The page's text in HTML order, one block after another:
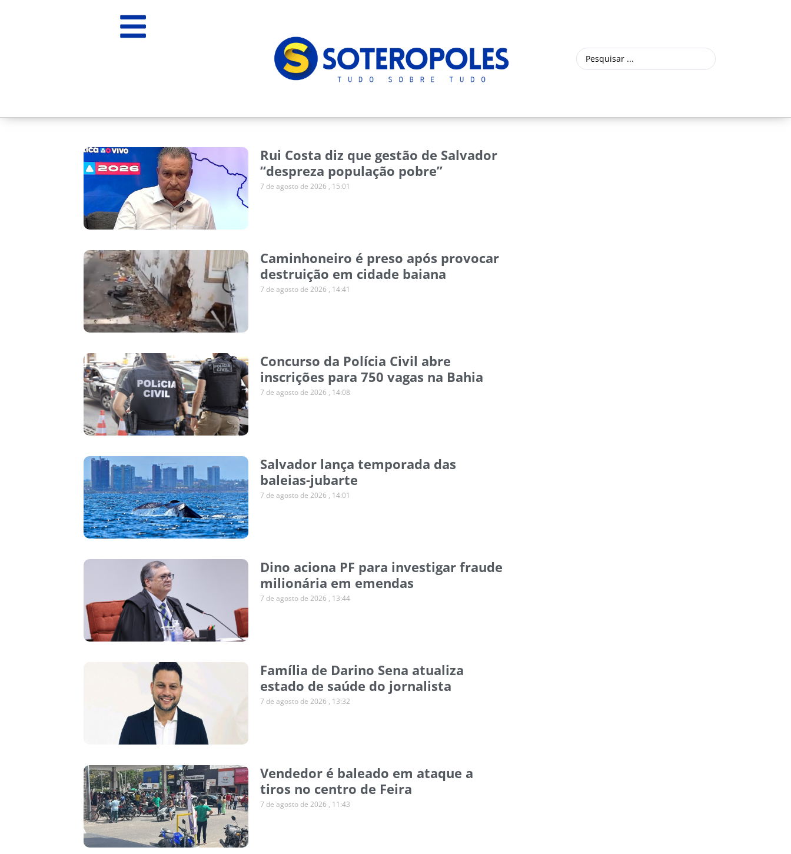
Rui Costa diz que gestão de Salvador
“despreza população pobre”
7 de agosto de 2026 15:01
Caminhoneiro é preso após provocar
destruição em cidade baiana
7 de agosto de 2026 14:41
Concurso da Polícia Civil abre
inscrições para 750 vagas na Bahia
7 de agosto de 2026 14:08
Salvador lança temporada das
baleias-jubarte
7 de agosto de 2026 14:01
Dino aciona PF para investigar fraude
milionária em emendas
7 de agosto de 2026 13:44
Família de Darino Sena atualiza
estado de saúde do jornalista
7 de agosto de 2026 13:32
Vendedor é baleado em ataque a
tiros no centro de Feira
7 de agosto de 2026 11:43